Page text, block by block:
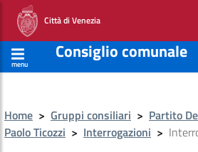
Città di Venezia
menu
Consiglio comunale
Home > Gruppi consiliari > Partito
Paolo Ticozzi > Interrogazioni >